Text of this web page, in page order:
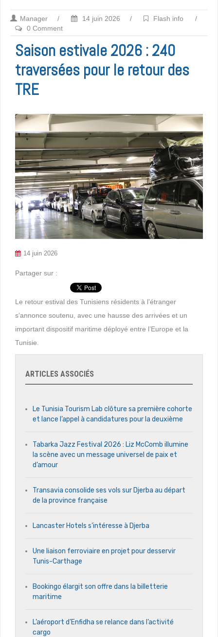
Manager / 14 juin 2026 / Flash info
/
0 Comment
Saison estivale 2026 : 240
traversées pour le retour des
TRE
14 juin 2026
Partager sur :
Le retour estival des Tunisiens résidents à l’étranger
s’annonce soutenu, avec une hausse des arrivées et un
important dispositif maritime déployé entre l’Europe et la
Tunisie.
ARTICLES ASSOCIÉS
Le Tunisia Tourism Lab clôture sa première cohorte
et lance l’appel à candidatures pour la deuxième
Tabarka Jazz Festival 2026 : Liz McComb illumine
la scène avec un message universel de paix et
d’amour
Transavia consolide ses vols sur Djerba au départ
de la province française
Lancaster Hotels s’intéresse à Djerba
Une liaison ferroviaire en projet pour desservir
Tunis-Carthage
Bookingo élargit son offre dans la billetterie
maritime
L’aéroport d’Enfidha se relance dans l’activité
cargo